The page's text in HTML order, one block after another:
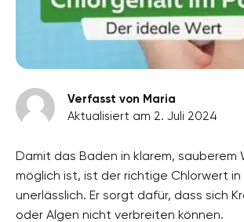
Verfasst von Maria
Aktualisiert am 2. Juli 2024
Damit das Baden in klarem, sauberem
möglich ist, ist der richtige Chlorwert in
unerlässlich. Er sorgt dafür, dass sich
oder Algen nicht verbreiten können.